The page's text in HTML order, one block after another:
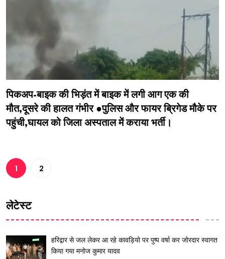
पिकअप-बाइक की भिड़ंत में बाइक में लगी आग एक की
मौत,दूसरे की हालत गंभीर ●पुलिस और फायर ब्रिगेड मौके पर
पहुंची,घायल को जिला अस्पताल में कराया भर्ती।
1 2
लेटेस्ट
हरिद्वार से जल लेकर आ रहे कावड़ियो पर पुष्प वर्षा कर जोरदार स्वागत
किया गया मनोज कुमार यादव